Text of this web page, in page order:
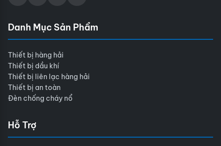
Danh Mục Sản Phẩm
Thiết bị hàng hải
Thiết bị dầu khí
Thiết bị liên lạc hàng hải
Thiết bị an toàn
Đèn chống cháy nổ
Hỗ Trợ